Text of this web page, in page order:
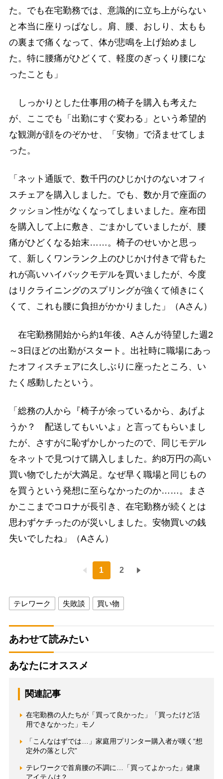
た。でも在宅勤務では、意識的に立ち上がらない
と本当に座りっぱなし。肩、腰、おしり、太もも
の裏まで痛くなって、体が悲鳴を上げ始めまし
た。特に腰痛がひどくて、軽度のぎっくり腰にな
ったことも」
しっかりとした仕事用の椅子を購入も考えた
が、ここでも「出勤にすぐ変わる」という希望的
な観測が顔をのぞかせ、「安物」で済ませてしま
った。
「ネット通販で、数千円のひじかけのないオフィ
スチェアを購入しました。でも、数か月で座面の
クッション性がなくなってしまいました。座布団
を購入して上に敷き、ごまかしていましたが、腰
痛がひどくなる始末……。椅子のせいかと思っ
て、新しくワンランク上のひじかけ付きで背もた
れが高いハイバックモデルを買いましたが、今度
はリクライニングのスプリングが強くて傾きにく
くて、これも腰に負担がかかりました」（Aさん）
在宅勤務開始から約1年後、Aさんが待望した週2
～3日ほどの出勤がスタート。出社時に職場にあっ
たオフィスチェアに久しぶりに座ったところ、い
たく感動したという。
「総務の人から『椅子が余っているから、あげよ
うか？ 配送してもいいよ』と言ってもらいまし
たが、さすがに恥ずかしかったので、同じモデル
をネットで見つけて購入しました。約8万円の高い
買い物でしたが大満足。なぜ早く職場と同じもの
を買うという発想に至らなかったのか……。まさ
かここまでコロナが長引き、在宅勤務が続くとは
思わずケチったのが災いしました。安物買いの銭
失いでしたね」（Aさん）
1 2
テレワーク 失敗談 買い物
あわせて読みたい
あなたにオススメ
関連記事
在宅勤務の人たちが「買って良かった」「買ったけど活
用できなかった」モノ
「こんなはずでは…」家庭用プリンター購入者が嘆く“想
定外の落とし穴”
テレワークで首肩腰の不調に…「買ってよかった」健康
アイテムは？